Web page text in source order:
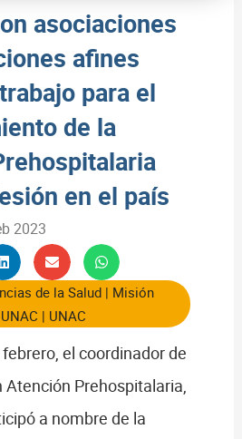
asociaciones
afines
para el
de la
en el país
2023
de la Salud| Misión
| UNAC
el coordinador de
Atención Prehospitalaria,
a nombre de la